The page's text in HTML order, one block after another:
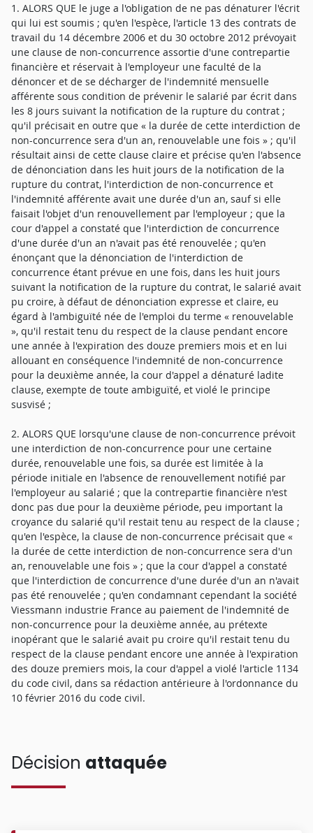
1. ALORS QUE le juge a l'obligation de ne pas dénaturer l'écrit
qui lui est soumis ; qu'en l'espèce, l'article 13 des contrats de
travail du 14 décembre 2006 et du 30 octobre 2012 prévoyait
une clause de non-concurrence assortie d'une contrepartie
financière et réservait à l'employeur une faculté de la
dénoncer et de se décharger de l'indemnité mensuelle
afférente sous condition de prévenir le salarié par écrit dans
les 8 jours suivant la notification de la rupture du contrat ;
qu'il précisait en outre que « la durée de cette interdiction de
non-concurrence sera d'un an, renouvelable une fois » ; qu'il
résultait ainsi de cette clause claire et précise qu'en l'absence
de dénonciation dans les huit jours de la notification de la
rupture du contrat, l'interdiction de non-concurrence et
l'indemnité afférente avait une durée d'un an, sauf si elle
faisait l'objet d'un renouvellement par l'employeur ; que la
cour d'appel a constaté que l'interdiction de concurrence
d'une durée d'un an n'avait pas été renouvelée ; qu'en
énonçant que la dénonciation de l'interdiction de
concurrence étant prévue en une fois, dans les huit jours
suivant la notification de la rupture du contrat, le salarié avait
pu croire, à défaut de dénonciation expresse et claire, eu
égard à l'ambiguïté née de l'emploi du terme « renouvelable
», qu'il restait tenu du respect de la clause pendant encore
une année à l'expiration des douze premiers mois et en lui
allouant en conséquence l'indemnité de non-concurrence
pour la deuxième année, la cour d'appel a dénaturé ladite
clause, exempte de toute ambiguïté, et violé le principe
susvisé ;
2. ALORS QUE lorsqu'une clause de non-concurrence prévoit
une interdiction de non-concurrence pour une certaine
durée, renouvelable une fois, sa durée est limitée à la
période initiale en l'absence de renouvellement notifié par
l'employeur au salarié ; que la contrepartie financière n'est
donc pas due pour la deuxième période, peu important la
croyance du salarié qu'il restait tenu au respect de la clause ;
qu'en l'espèce, la clause de non-concurrence précisait que «
la durée de cette interdiction de non-concurrence sera d'un
an, renouvelable une fois » ; que la cour d'appel a constaté
que l'interdiction de concurrence d'une durée d'un an n'avait
pas été renouvelée ; qu'en condamnant cependant la société
Viessmann industrie France au paiement de l'indemnité de
non-concurrence pour la deuxième année, au prétexte
inopérant que le salarié avait pu croire qu'il restait tenu du
respect de la clause pendant encore une année à l'expiration
des douze premiers mois, la cour d'appel a violé l'article 1134
du code civil, dans sa rédaction antérieure à l'ordonnance du
10 février 2016 du code civil.
Décision attaquée